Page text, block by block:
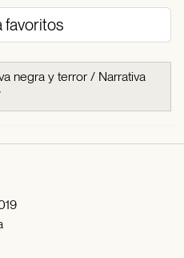
favoritos
negra y terror / Narrativa